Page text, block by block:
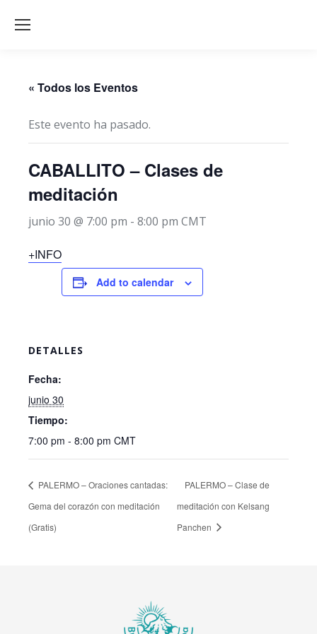
« Todos los Eventos
Este evento ha pasado.
CABALLITO – Clases de
meditación
junio 30 @ 7:00 pm - 8:00 pm CMT
+INFO
Add to calendar
DETALLES
Fecha:
junio 30
Tiempo:
7:00 pm - 8:00 pm CMT
PALERMO – Oraciones cantadas:
Gema del corazón con meditación
(Gratis)
PALERMO – Clase de
meditación con Kelsang
Panchen